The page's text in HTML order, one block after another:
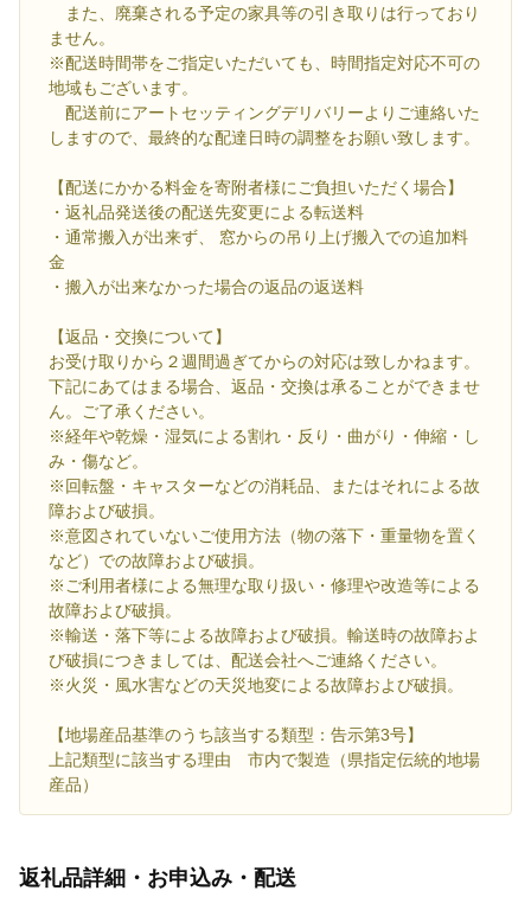
また、廃棄される予定の家具等の引き取りは行っており
ません。
※配送時間帯をご指定いただいても、時間指定対応不可の
地域もございます。
配送前にアートセッティングデリバリーよりご連絡いた
しますので、最終的な配達日時の調整をお願い致します。
【配送にかかる料金を寄附者様にご負担いただく場合】
・返礼品発送後の配送先変更による転送料
・通常搬入が出来ず、 窓からの吊り上げ搬入での追加料
金
・搬入が出来なかった場合の返品の返送料
【返品・交換について】
お受け取りから２週間過ぎてからの対応は致しかねます。
下記にあてはまる場合、返品・交換は承ることができませ
ん。ご了承ください。
※経年や乾燥・湿気による割れ・反り・曲がり・伸縮・し
み・傷など。
※回転盤・キャスターなどの消耗品、またはそれによる故
障および破損。
※意図されていないご使用方法（物の落下・重量物を置く
など）での故障および破損。
※ご利用者様による無理な取り扱い・修理や改造等による
故障および破損。
※輸送・落下等による故障および破損。輸送時の故障およ
び破損につきましては、配送会社へご連絡ください。
※火災・風水害などの天災地変による故障および破損。
【地場産品基準のうち該当する類型：告示第3号】
上記類型に該当する理由 市内で製造（県指定伝統的地場
産品）
返礼品詳細・お申込み・配送